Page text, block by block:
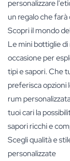
personalizzare
un regalo che
Scopri il mondo
Le mini bottiglie
occasione per
tipi e sapori. Che
preferisca
rum
tuoi cari la
sapori ricchi e
Scegli qualità e
personalizzate